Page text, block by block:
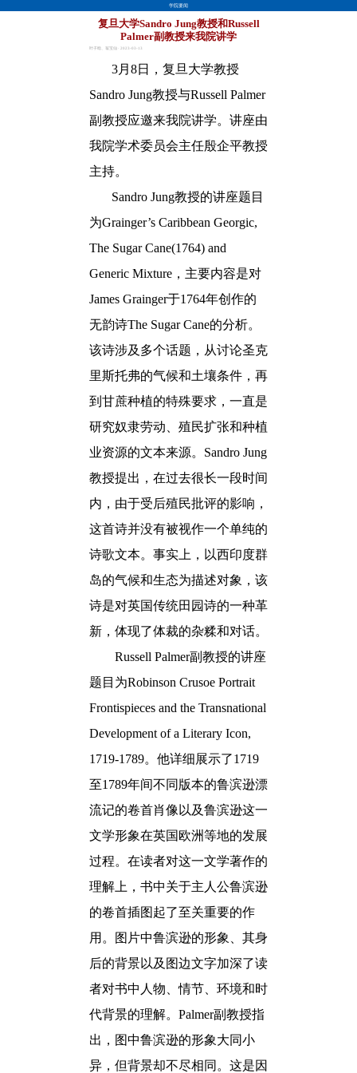
学院要闻
复旦大学Sandro Jung教授和Russell
Palmer副教授来我院讲学
叶子晗、翁宝仙 · 2023-03-13
3月 8日，复旦大学教授
Sandro Jung教授与Russell Palmer
副教授应邀来我院讲学。讲座由
我院学术委员会主任殷企平教授
主持。
Sandro Jung教授的讲座题目
为Grainger’s Caribbean Georgic,
The Sugar Cane(1764) and
Generic Mixture ， 主要内容是对
James Grainger于1764年创作的
无韵诗The Sugar Cane的分析。
该诗涉及多个话题，从讨论圣克
里斯托弗的气候和土壤条件，再
到甘蔗种植的特殊要求，一直是
研究奴隶劳动、殖民扩张和种植
业资源的文本来源。 Sandro Jung
教授提出，在过去很长一段时间
内，由于受后殖民批评的影响，
这首诗并没有被视作一个单纯的
诗歌文本。事实上，以西印度群
岛的气候和生态为描述对象，该
诗是对英国传统田园诗的一种革
新，体现了体裁的杂糅和对话。
Russell Palmer副教授的讲座
题目 为Robinson Crusoe Portrait
Frontispieces and the Transnational
Development of a Literary Icon,
1719-1789。 他详细展示了1719
至1789年间不同版本的鲁滨逊漂
流记的卷首肖像以及鲁滨逊这一
文学形象在英国欧洲等地的发展
过程。在读者对这一文学著作的
理解上，书中关于主人公鲁滨逊
的卷首插图起了至关重要的作
用。图片中鲁滨逊的形象、其身
后的背景以及图边文字加深了读
者对书中人物、情节、环境和时
代背景的理解。 Palmer副教授指
出，图中鲁滨逊的形象大同小
异，但背景却不尽相同。这是因